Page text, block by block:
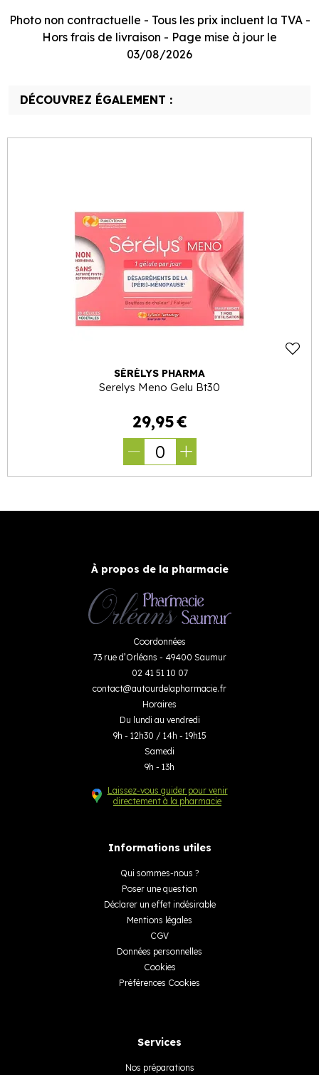
Photo non contractuelle - Tous les prix incluent la TVA -
Hors frais de livraison - Page mise à jour le
03/08/2026
DÉCOUVREZ ÉGALEMENT :
SÉRÉLYS PHARMA
Serelys Meno Gelu Bt30
29,95€
0
À propos de la pharmacie
Coordonnées
73 rue d’Orléans - 49400 Saumur
02 41 51 10 07
contact@autourdelapharmacie.fr
Horaires
Du lundi au vendredi
9h - 12h30 / 14h - 19h15
Samedi
9h - 13h
Laissez-vous guider pour venir
directement à la pharmacie
Informations utiles
Qui sommes-nous ?
Poser une question
Déclarer un effet indésirable
Mentions légales
CGV
Données personnelles
Cookies
Préférences Cookies
Services
Nos préparations